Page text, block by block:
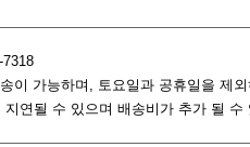
이 가능하며, 토요일과 공휴일을 제
연될 수 있으며 배송비가 추가 될 수